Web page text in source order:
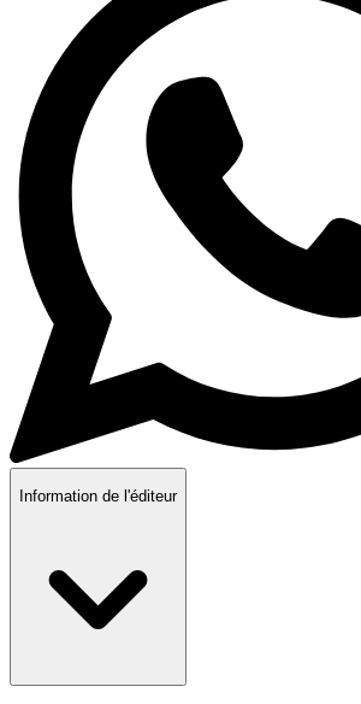
Information de l'éditeur